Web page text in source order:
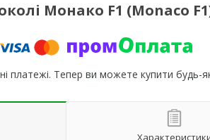
Монако F1 (Monaco
платежі. Тепер ви можете купити